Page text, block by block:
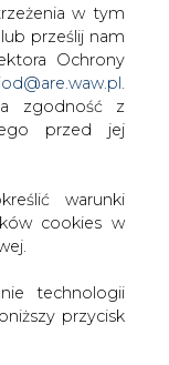
w tym
prześlij nam
Ochrony
iod@are.waw.pl
zgodność z
przed jej
warunki
cookies w
technologii
przycisk
sodowo-
a pojemność
większą
magazyn
pod koniec
na zasilanie
w przypadku
dostarczyła
zrealizowanie
tej technologii o
który rozpoczął